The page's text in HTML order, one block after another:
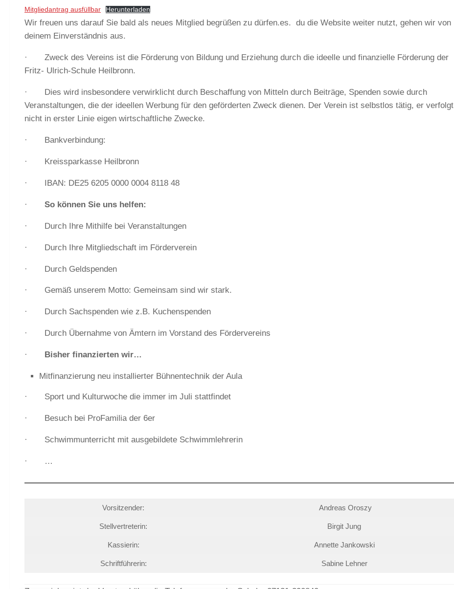
Mitgliedantrag ausfüllbar Herunterladen
Wir freuen uns darauf Sie bald als neues Mitglied begrüßen zu dürfen.es. du die Website weiter nutzt, gehen wir von
deinem Einverständnis aus.
· Zweck des Vereins ist die Förderung von Bildung und Erziehung durch die ideelle und finanzielle Förderung der
Fritz- Ulrich-Schule Heilbronn.
· Dies wird insbesondere verwirklicht durch Beschaffung von Mitteln durch Beiträge, Spenden sowie durch
Veranstaltungen, die der ideellen Werbung für den geförderten Zweck dienen. Der Verein ist selbstlos tätig, er verfolgt
nicht in erster Linie eigen wirtschaftliche Zwecke.
· Bankverbindung:
· Kreissparkasse Heilbronn
· IBAN: DE25 6205 0000 0004 8118 48
· So können Sie uns helfen:
· Durch Ihre Mithilfe bei Veranstaltungen
· Durch Ihre Mitgliedschaft im Förderverein
· Durch Geldspenden
· Gemäß unserem Motto: Gemeinsam sind wir stark.
· Durch Sachspenden wie z.B. Kuchenspenden
· Durch Übernahme von Ämtern im Vorstand des Fördervereins
· Bisher finanzierten wir…
Mitfinanzierung neu installierter Bühnentechnik der Aula
· Sport und Kulturwoche die immer im Juli stattfindet
· Besuch bei ProFamilia der 6er
· Schwimmunterricht mit ausgebildete Schwimmlehrerin
· …
Vorsitzender: Andreas Oroszy
Stellvertreterin: Birgit Jung
Kassierin: Annette Jankowski
Schriftführerin: Sabine Lehner